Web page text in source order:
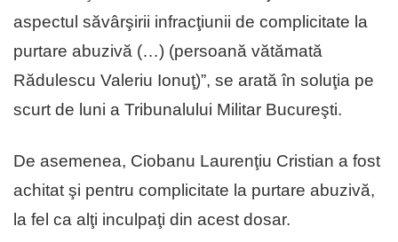
aspectul săvârşirii infracţiunii de complicitate la
purtare abuzivă (…) (persoană vătămată
Rădulescu Valeriu Ionuţ)”, se arată în soluţia pe
scurt de luni a Tribunalului Militar Bucureşti.
De asemenea, Ciobanu Laurenţiu Cristian a fost
achitat şi pentru complicitate la purtare abuzivă,
la fel ca alţi inculpaţi din acest dosar.